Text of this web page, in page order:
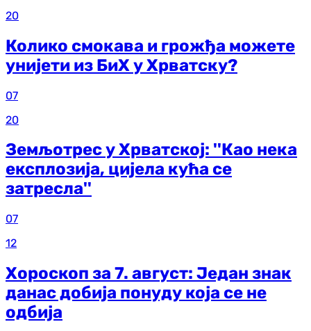
20
Колико смокава и грожђа можете
унијети из БиХ у Хрватску?
07
20
Земљотрес у Хрватској: ''Као нека
експлозија, цијела кућа се
затресла''
07
12
Хороскоп за 7. август: Један знак
данас добија понуду која се не
одбија